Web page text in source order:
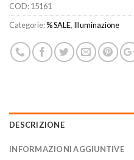
COD:15161
Categorie:% SALE, Illuminazione
DESCRIZIONE
INFORMAZIONI AGGIUNTIVE